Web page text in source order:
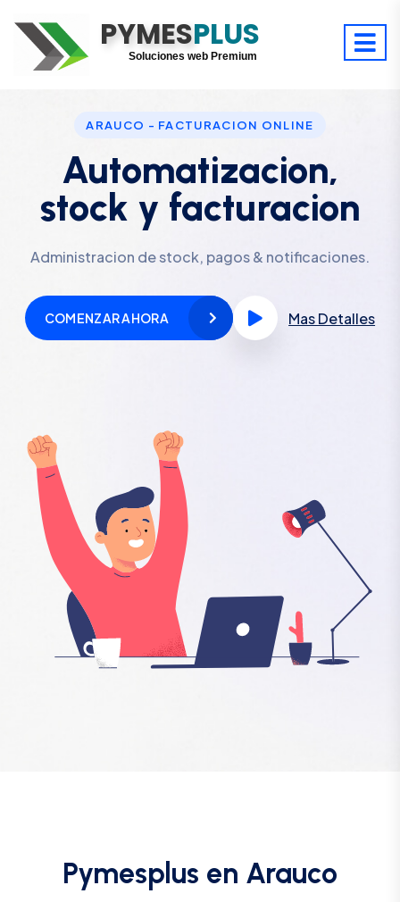
PYMESPLUS
Digitaliza tu éxito
Soluciones web Premium
ARAUCO - FACTURACION ONLINE
Automatizacion,
stock y facturacion
Administracion de stock, pagos & notificaciones.
COMENZAR AHORA Mas Detalles
Pymesplus en Arauco